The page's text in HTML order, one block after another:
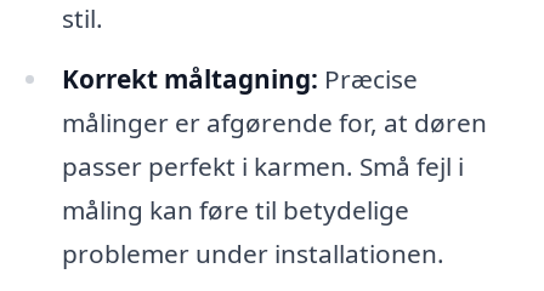
stil.
Korrekt måltagning: Præcise
målinger er afgørende for, at døren
passer perfekt i karmen. Små fejl i
måling kan føre til betydelige
problemer under installationen.